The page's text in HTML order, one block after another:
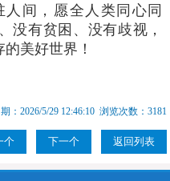
间，愿全人类同心同
没有贫困、没有歧视，
美好世界！
：2026/5/29 12:46:10 浏览次数：3181
个 下一个 返回列表